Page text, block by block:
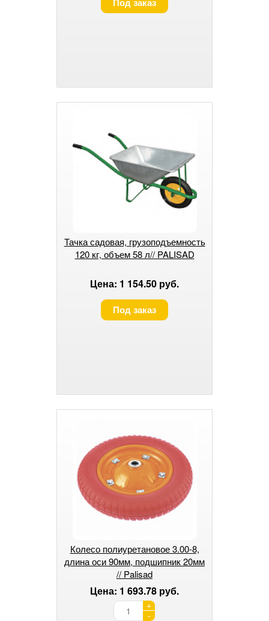
Тачка садовая, грузоподъемность
120 кг, объем 58 л// PALISAD
Цена: 1 154.50 руб.
Под заказ
Колесо полиуретановое 3.00-8,
длина оси 90мм, подшипник 20мм
// Palisad
Цена: 1 693.78 руб.
+
-